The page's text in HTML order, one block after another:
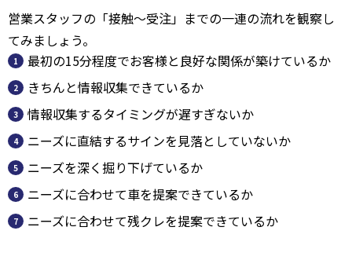
営業スタッフの「接触～受注」までの一連の流れを観察し
てみましょう。
最初の15分程度でお客様と良好な関係が築けているか
きちんと情報収集できているか
情報収集するタイミングが遅すぎないか
ニーズに直結するサインを見落としていないか
ニーズを深く掘り下げているか
ニーズに合わせて車を提案できているか
ニーズに合わせて残クレを提案できているか